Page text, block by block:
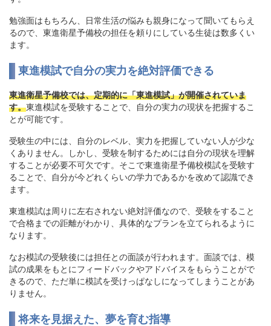
勉強面はもちろん、日常生活の悩みも親身になって聞いてもらえ
るので、東進衛星予備校の担任を頼りにしている生徒は数多くい
ます。
東進模試で自分の実力を絶対評価できる
東進衛星予備校では、定期的に「東進模試」が開催されていま
す。東進模試を受験することで、自分の実力の現状を把握するこ
とが可能です。
受験生の中には、自分のレベル、実力を把握していない人が少な
くありません。しかし、受験を制するためには自分の現状を理解
することが必要不可欠です。そこで東進衛星予備校模試を受験す
ることで、自分が今どれくらいの学力であるかを改めて認識でき
ます。
東進模試は周りに左右されない絶対評価なので、受験をすること
で合格までの距離がわかり、具体的なプランを立てられるように
なります。
なお模試の受験後には担任との面談が行われます。面談では、模
試の成果をもとにフィードバックやアドバイスをもらうことがで
きるので、ただ単に模試を受けっぱなしになってしまうことがあ
りません。
将来を見据えた、夢を育む指導